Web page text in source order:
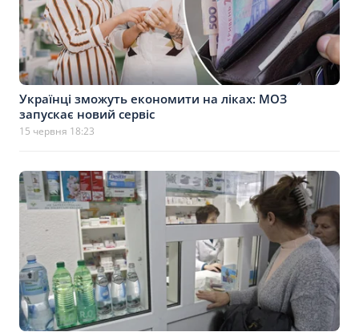
Українці зможуть економити на ліках: МОЗ
запускає новий сервіс
15 червня 18:23